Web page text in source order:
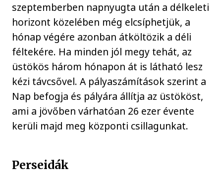
szeptemberben napnyugta után a délkeleti
horizont közelében még elcsíphetjük, a
hónap végére azonban átköltözik a déli
féltekére. Ha minden jól megy tehát, az
üstökös három hónapon át is látható lesz
kézi távcsővel. A pályaszámítások szerint a
Nap befogja és pályára állítja az üstököst,
ami a jövőben várhatóan 26 ezer évente
kerüli majd meg központi csillagunkat.
Perseidák